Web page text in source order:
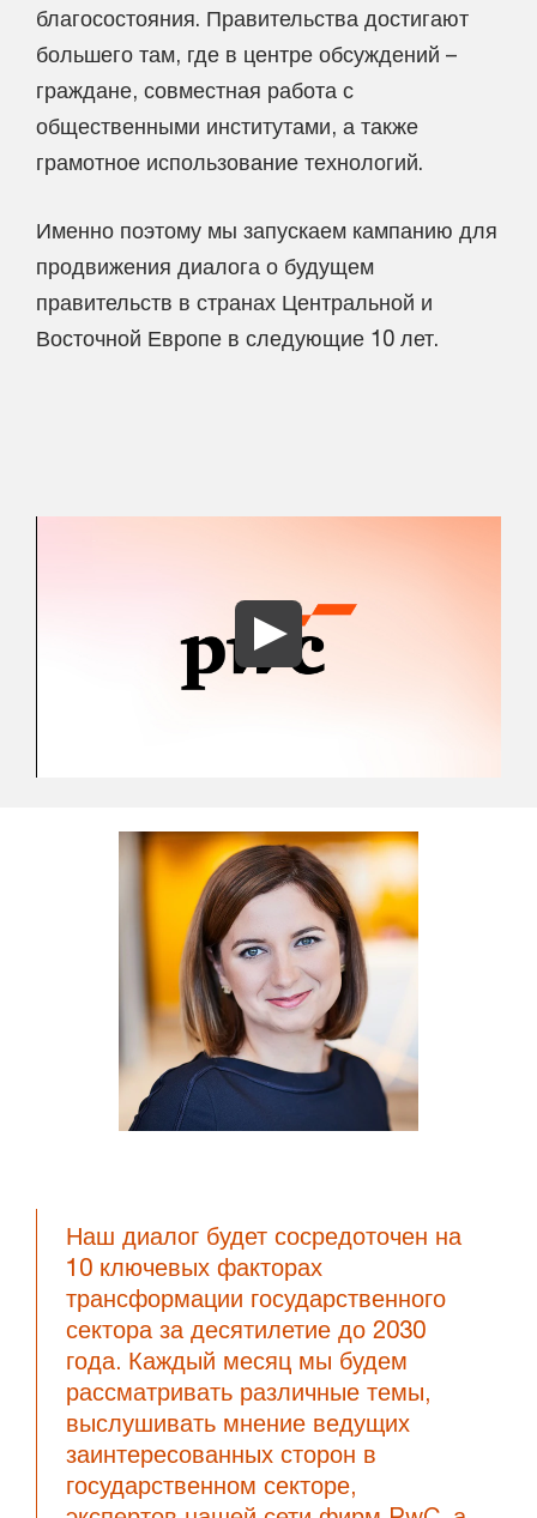
благосостояния. Правительства достигают
большего там, где в центре обсуждений –
граждане, совместная работа с
общественными институтами, а также
грамотное использование технологий.
Именно поэтому мы запускаем кампанию для
продвижения диалога о будущем
правительств в странах Центральной и
Восточной Европе в следующие 10 лет.
Наш диалог будет сосредоточен на
10 ключевых факторах
трансформации государственного
сектора за десятилетие до 2030
года. Каждый месяц мы будем
рассматривать различные темы,
выслушивать мнение ведущих
заинтересованных сторон в
государственном секторе,